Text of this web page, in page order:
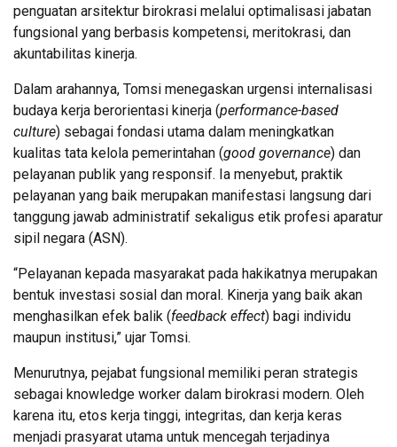
penguatan arsitektur birokrasi melalui optimalisasi jabatan
fungsional yang berbasis kompetensi, meritokrasi, dan
akuntabilitas kinerja.
Dalam arahannya, Tomsi menegaskan urgensi internalisasi
budaya kerja berorientasi kinerja (performance-based
culture) sebagai fondasi utama dalam meningkatkan
kualitas tata kelola pemerintahan (good governance) dan
pelayanan publik yang responsif. Ia menyebut, praktik
pelayanan yang baik merupakan manifestasi langsung dari
tanggung jawab administratif sekaligus etik profesi aparatur
sipil negara (ASN).
“Pelayanan kepada masyarakat pada hakikatnya merupakan
bentuk investasi sosial dan moral. Kinerja yang baik akan
menghasilkan efek balik (feedback effect) bagi individu
maupun institusi,” ujar Tomsi.
Menurutnya, pejabat fungsional memiliki peran strategis
sebagai knowledge worker dalam birokrasi modern. Oleh
karena itu, etos kerja tinggi, integritas, dan kerja keras
menjadi prasyarat utama untuk mencegah terjadinya